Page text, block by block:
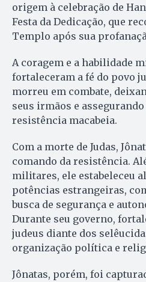
origem à celebração de
Festa da Dedicação, que
Templo após sua
A coragem e a habilidade
fortaleceram a fé do povo
morreu em combate,
seus irmãos e
resistência macabeia.
Com a morte de Judas,
comando da resistência.
militares, ele estabeleceu
potências estrangeiras,
busca de segurança e
Durante seu governo,
judeus diante dos
organização política e
Jônatas, porém, foi